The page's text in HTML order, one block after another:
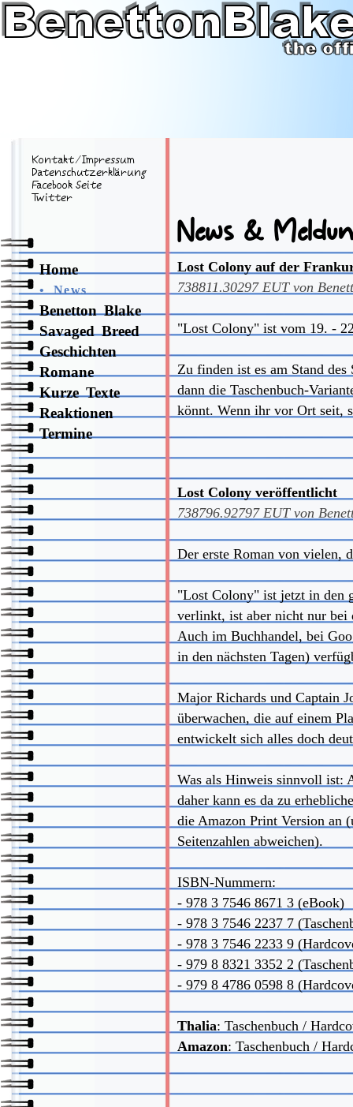
Kontakt⁄Impressum
Datenschutzerklärung
Facebook Seite
Twitter
News &
Home
•News
Benetton Blake
Savaged Breed
Geschichten
Romane
Kurze Texte
Reaktionen
Termine
Lost Colony auf der
738811.30297EUT von
"Lost Colony" ist vom 19. -
Zu finden ist es am Stand
dann die Taschenbuch-
könnt. Wenn ihr vor Ort seit,
Lost Colony veröffentlicht
738796.92797EUT von
Der erste Roman von vielen,
"Lost Colony" ist jetzt in den
verlinkt, ist aber nicht nur bei
Auch im Buchhandel, bei
in den nächsten Tagen)
Major Richards und Captain
überwachen, die auf einem
entwickelt sich alles doch
Was als Hinweis sinnvoll ist:
daher kann es da zu
die Amazon Print Version an
Seitenzahlen abweichen).
ISBN-Nummern:
- 978 3 7546 8671 3 (eBook)
- 978 3 7546 2237 7
- 978 3 7546 2233 9
- 979 8 8321 3352 2
- 979 8 4786 0598 8
Thalia: Taschenbuch /
Amazon: Taschenbuch /